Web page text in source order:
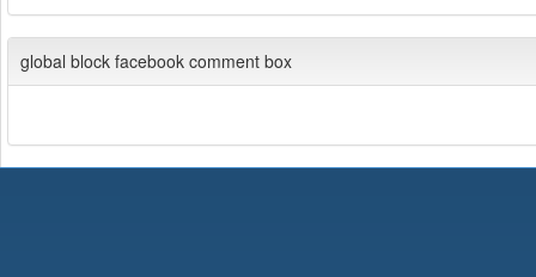
global block facebook comment box